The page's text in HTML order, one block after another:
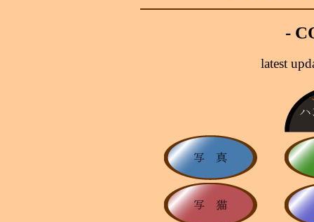
-
latest